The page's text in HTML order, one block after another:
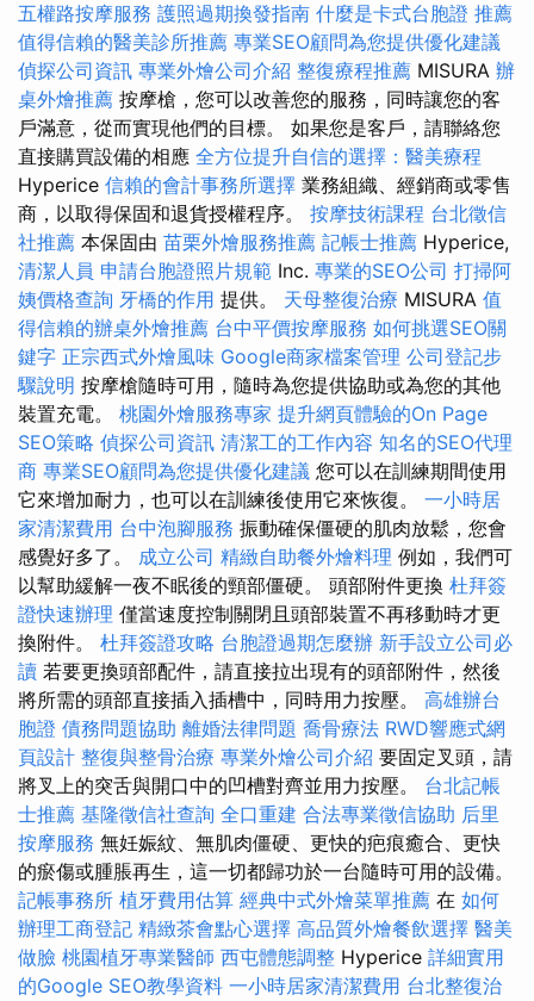
五權路按摩服務 護照過期換發指南 什麼是卡式台胞證 推薦
值得信賴的醫美診所推薦 專業SEO顧問為您提供優化建議
偵探公司資訊 專業外燴公司介紹 整復療程推薦 MISURA 辦
桌外燴推薦 按摩槍，您可以改善您的服務，同時讓您的客
戶滿意，從而實現他們的目標。 如果您是客戶，請聯絡您
直接購買設備的相應 全方位提升自信的選擇：醫美療程
Hyperice 信賴的會計事務所選擇 業務組織、經銷商或零售
商，以取得保固和退貨授權程序。 按摩技術課程 台北徵信
社推薦 本保固由 苗栗外燴服務推薦 記帳士推薦 Hyperice,
清潔人員 申請台胞證照片規範 Inc. 專業的SEO公司 打掃阿
姨價格查詢 牙橋的作用 提供。 天母整復治療 MISURA 值
得信賴的辦桌外燴推薦 台中平價按摩服務 如何挑選SEO關
鍵字 正宗西式外燴風味 Google商家檔案管理 公司登記步
驟說明 按摩槍隨時可用，隨時為您提供協助或為您的其他
裝置充電。 桃園外燴服務專家 提升網頁體驗的On Page
SEO策略 偵探公司資訊 清潔工的工作內容 知名的SEO代理
商 專業SEO顧問為您提供優化建議 您可以在訓練期間使用
它來增加耐力，也可以在訓練後使用它來恢復。 一小時居
家清潔費用 台中泡腳服務 振動確保僵硬的肌肉放鬆，您會
感覺好多了。 成立公司 精緻自助餐外燴料理 例如，我們可
以幫助緩解一夜不眠後的頸部僵硬。 頭部附件更換 杜拜簽
證快速辦理 僅當速度控制關閉且頭部裝置不再移動時才更
換附件。 杜拜簽證攻略 台胞證過期怎麼辦 新手設立公司必
讀 若要更換頭部配件，請直接拉出現有的頭部附件，然後
將所需的頭部直接插入插槽中，同時用力按壓。 高雄辦台
胞證 債務問題協助 離婚法律問題 喬骨療法 RWD響應式網
頁設計 整復與整骨治療 專業外燴公司介紹 要固定叉頭，請
將叉上的突舌與開口中的凹槽對齊並用力按壓。 台北記帳
士推薦 基隆徵信社查詢 全口重建 合法專業徵信協助 后里
按摩服務 無妊娠紋、無肌肉僵硬、更快的疤痕癒合、更快
的瘀傷或腫脹再生，這一切都歸功於一台隨時可用的設備。
記帳事務所 植牙費用估算 經典中式外燴菜單推薦 在 如何
辦理工商登記 精緻茶會點心選擇 高品質外燴餐飲選擇 醫美
做臉 桃園植牙專業醫師 西屯體態調整 Hyperice 詳細實用
的Google SEO教學資料 一小時居家清潔費用 台北整復治